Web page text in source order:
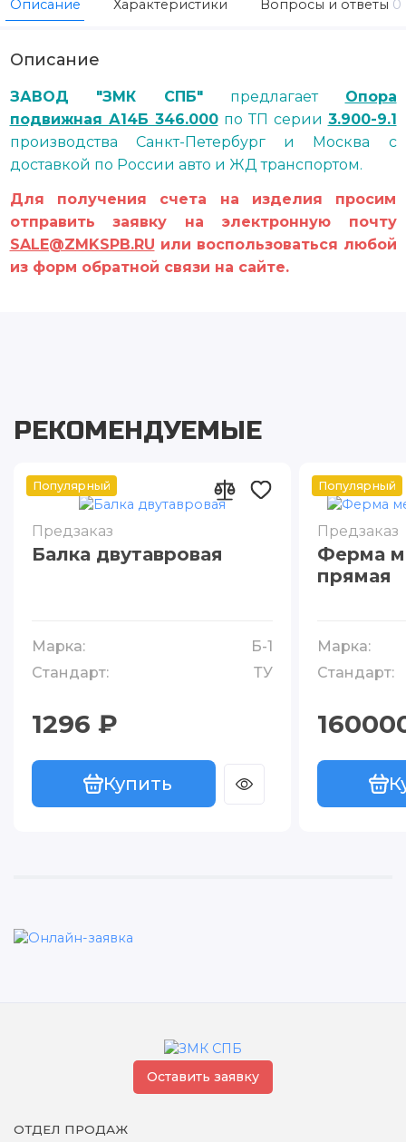
Описание Характеристики Вопросы и ответы 0
Описание
ЗАВОД "ЗМК СПБ" предлагает Опора
подвижная А14Б 346.000по ТП серии 3.900-9.1
производства Санкт-Петербург и Москва с
доставкой по России авто и ЖД транспортом.
Для получения счета на изделия просим
отправить заявку на электронную почту
SALE@ZMKSPB.RU или воспользоваться любой
из форм обратной связи на сайте.
РЕКОМЕНДУЕМЫЕ
Популярный
Предзаказ
Балка двутавровая
Марка:
Б-1
Стандарт:
ТУ
1296 ₽
Купить
Популярный
Предзаказ
Ферма
прямая
Марка:
Стандарт:
Оставить заявку
ОТДЕЛ ПРОДАЖ